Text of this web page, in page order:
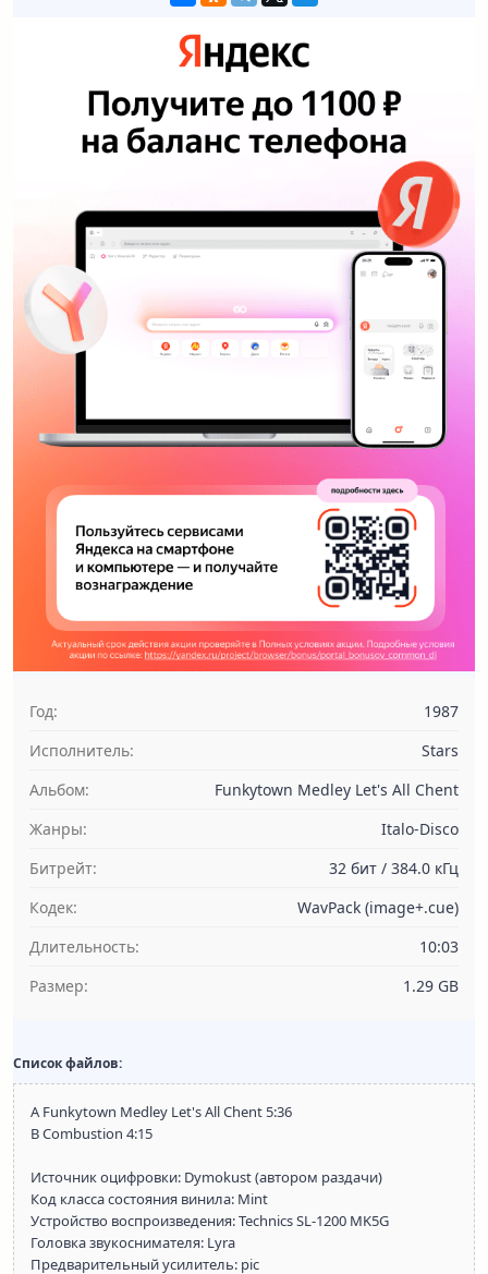
Год:
1987
Исполнитель:
Stars
Альбом:
Funkytown Medley Let's All Chent
Жанры:
Italo-Disco
Битрейт:
32 бит / 384.0 кГц
Кодек:
WavPack (image+.cue)
Длительность:
10:03
Размер:
1.29 GB
Список файлов:
A Funkytown Medley Let's All Chent 5:36
B Combustion 4:15
Источник оцифровки: Dymokust (автором раздачи)
Код класса состояния винила: Mint
Устройство воспроизведения: Technics SL-1200 MK5G
Головка звукоснимателя: Lyra
Предварительный усилитель: pic